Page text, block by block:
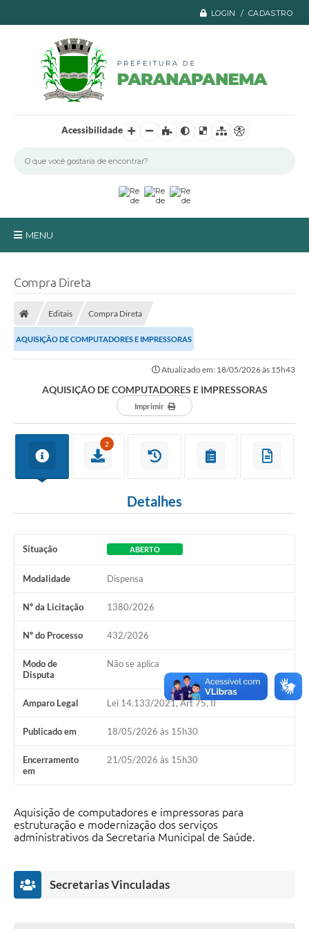
LOGIN / CADASTRO
Acessibilidade
MENU
Transparência
Leis Municipais
Serviços Online
Transparência
Diário Oficial
Editais
Secretarias
Compra Direta
Editais Compra Direta
AQUISIÇÃO DE COMPUTADORES E IMPRESSORAS
Atualizado em: 18/05/2026 às 15h43
AQUISIÇÃO DE COMPUTADORES E IMPRESSORAS
Imprimir
2
Detalhes
Situação ABERTO
Modalidade Dispensa
Nº da Licitação 1380/2026
Nº do Processo 432/2026
Modo de
Disputa
Não se aplica
Amparo Legal Lei 14.133/2021, Art 75, II
Publicado em 18/05/2026 às 15h30
Encerramento
em
21/05/2026 às 15h30
Aquisição de computadores e impressoras para
estruturação e modernização dos serviços
administrativos da Secretaria Municipal de Saúde.
Secretarias Vinculadas